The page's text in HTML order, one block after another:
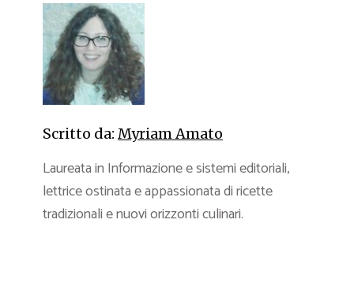
Scritto da: Myriam Amato
Laureata in Informazione e sistemi editoriali,
lettrice ostinata e appassionata di ricette
tradizionali e nuovi orizzonti culinari.